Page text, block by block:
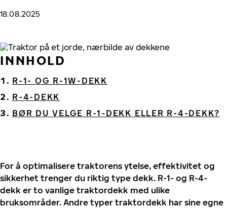
18.08.2025
INNHOLD
R-1- OG R-1W-DEKK
R-4-DEKK
BØR DU VELGE R-1-DEKK ELLER R-4-DEKK?
For å optimalisere traktorens ytelse, effektivitet og
sikkerhet trenger du riktig type dekk. R-1- og R-4-
dekk er to vanlige traktordekk med ulike
bruksområder. Andre typer traktordekk har sine egne